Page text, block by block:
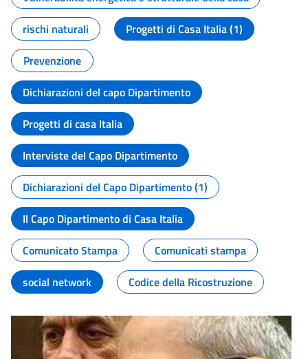
rischi naturali
Progetti di Casa Italia (1)
Prevenzione
Dichiarazioni del capo Dipartimento
Progetti di casa Italia
Interviste del Capo Dipartimento
Dichiarazioni del Capo Dipartimento (1)
Il Capo Dipartimento di Casa Italia
Comunicato Stampa
Comunicati stampa
social network
Codice della Ricostruzione